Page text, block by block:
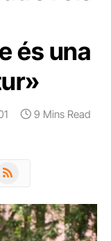
és una
9 Mins Read
RSS